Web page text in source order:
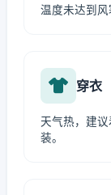
温度未达到风
穿衣
天气热，建
装。